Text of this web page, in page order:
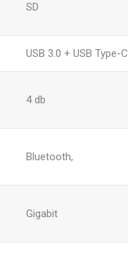
SD
USB 3.0 + USB Type-C
4 db
Bluetooth,
Gigabit